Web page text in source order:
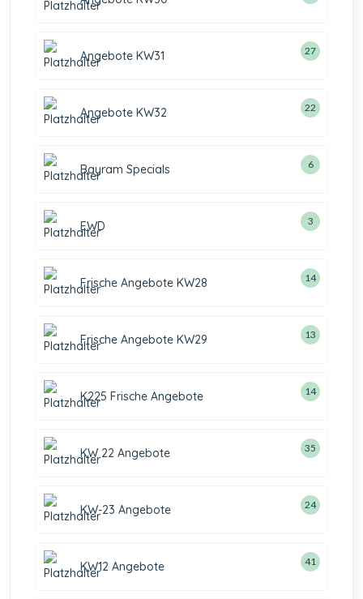
Angebote KW31 27
Angebote KW32 22
Bayram Specials 6
EWD 3
Frische Angebote KW28 14
Frische Angebote KW29 13
K225 Frische Angebote 14
KW 22 Angebote 35
KW-23 Angebote 24
KW12 Angebote 41